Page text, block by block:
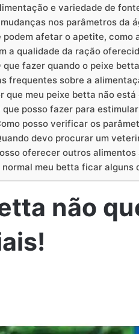
e variedade de
nos parâmetros da
podem afetar o apetite, como
a qualidade da ração
que fazer quando o peixe
frequentes sobre a
que meu peixe betta não está
que posso fazer para
posso verificar os
devo procurar um
oferecer outros
normal meu betta ficar alguns
não